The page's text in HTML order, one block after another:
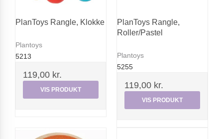
PlanToys Rangle, Klokke
Plantoys
5213
119,00 kr.
VIS PRODUKT
PlanToys Rangle,
Roller/Pastel
Plantoys
5255
119,00 kr.
VIS PRODUKT